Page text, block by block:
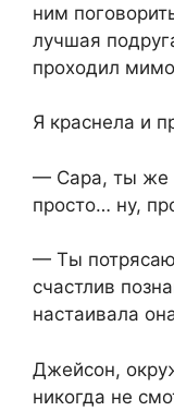
ним
лучшая
проходил
Я краснела и
— Сара, ты же
просто… ну,
— Ты
счастлив
настаивала
Джейсон,
никогда не